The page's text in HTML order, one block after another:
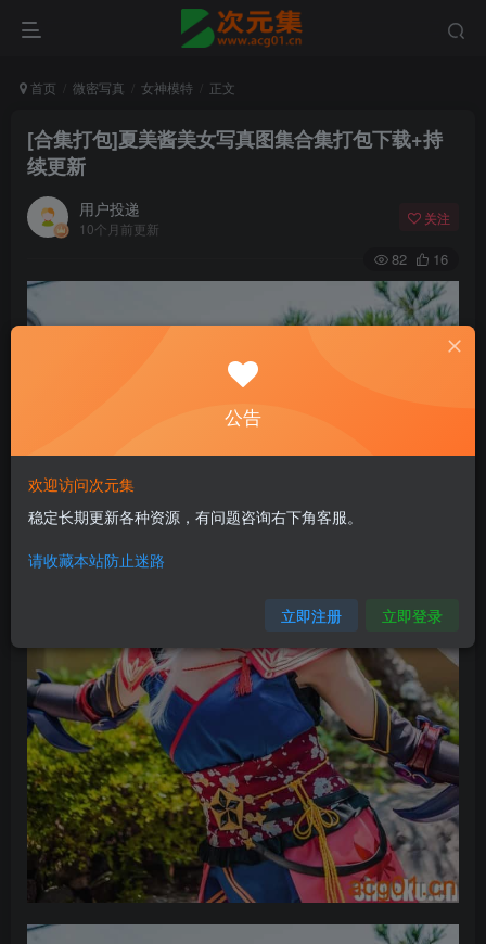
首页 微密写真 女神模特 正文
[合集打包]夏美酱美女写真图集合集打包下载+持
续更新
用户投递
10个月前更新
关注
82 16
公告
欢迎访问次元集
稳定长期更新各种资源，有问题咨询右下角客服。
请收藏本站防止迷路
立即注册 立即登录